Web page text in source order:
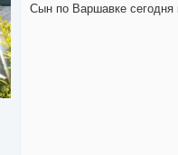
Сын по Варшавке сегодня